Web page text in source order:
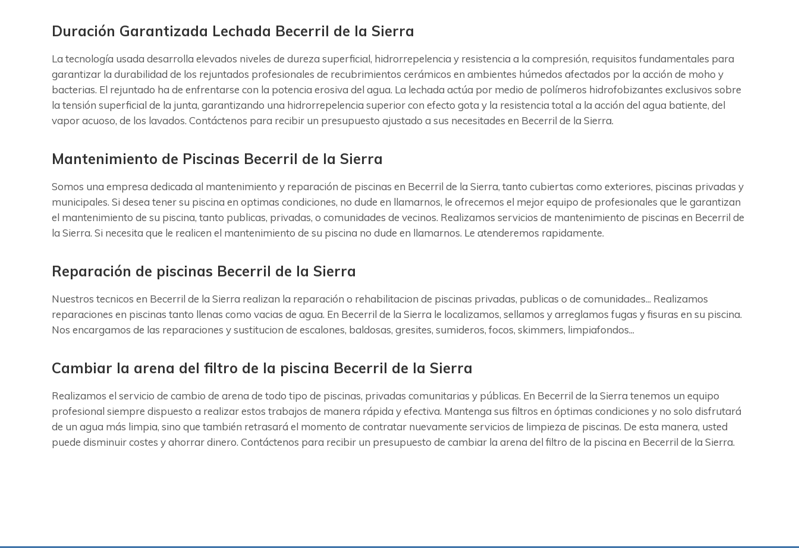
Duración Garantizada Lechada Becerril de la Sierra
La tecnología usada desarrolla elevados niveles de dureza superficial, hidrorrepelencia y resistencia a la compresión, requisitos fundamentales para
garantizar la durabilidad de los rejuntados profesionales de recubrimientos cerámicos en ambientes húmedos afectados por la acción de moho y
bacterias. El rejuntado ha de enfrentarse con la potencia erosiva del agua. La lechada actúa por medio de polímeros hidrofobizantes exclusivos sobre
la tensión superficial de la junta, garantizando una hidrorrepelencia superior con efecto gota y la resistencia total a la acción del agua batiente, del
vapor acuoso, de los lavados. Contáctenos para recibir un presupuesto ajustado a sus necesitades en Becerril de la Sierra.
Mantenimiento de Piscinas Becerril de la Sierra
Somos una empresa dedicada al mantenimiento y reparación de piscinas en Becerril de la Sierra, tanto cubiertas como exteriores, piscinas privadas y
municipales. Si desea tener su piscina en optimas condiciones, no dude en llamarnos, le ofrecemos el mejor equipo de profesionales que le garantizan
el mantenimiento de su piscina, tanto publicas, privadas, o comunidades de vecinos. Realizamos servicios de mantenimiento de piscinas en Becerril de
la Sierra. Si necesita que le realicen el mantenimiento de su piscina no dude en llamarnos. Le atenderemos rapidamente.
Reparación de piscinas Becerril de la Sierra
Nuestros tecnicos en Becerril de la Sierra realizan la reparación o rehabilitacion de piscinas privadas, publicas o de comunidades... Realizamos
reparaciones en piscinas tanto llenas como vacias de agua. En Becerril de la Sierra le localizamos, sellamos y arreglamos fugas y fisuras en su piscina.
Nos encargamos de las reparaciones y sustitucion de escalones, baldosas, gresites, sumideros, focos, skimmers, limpiafondos...
Cambiar la arena del filtro de la piscina Becerril de la Sierra
Realizamos el servicio de cambio de arena de todo tipo de piscinas, privadas comunitarias y públicas. En Becerril de la Sierra tenemos un equipo
profesional siempre dispuesto a realizar estos trabajos de manera rápida y efectiva. Mantenga sus filtros en óptimas condiciones y no solo disfrutará
de un agua más limpia, sino que también retrasará el momento de contratar nuevamente servicios de limpieza de piscinas. De esta manera, usted
puede disminuir costes y ahorrar dinero. Contáctenos para recibir un presupuesto de cambiar la arena del filtro de la piscina en Becerril de la Sierra.